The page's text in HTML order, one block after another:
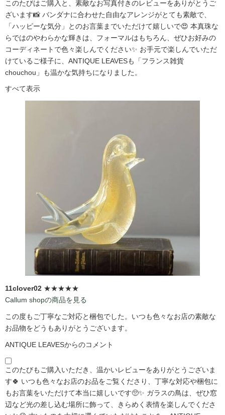
このたびはご購入と、素敵なお写真付きのレビューをありがとうご
ざいます📸 バンダナに合わせた自由なアレンジがとても素敵で、
「ハッピーな気分」とのお言葉までいただけて嬉しいで😍 本真珠な
らではのやわらかな輝きは、フォーマルはもちろん、ぜひお好みの
コーディネートで色々楽しんでください✨ お手元で楽しんでいただ
けているご様子に、ANTIQUE LEAVESも「フランス雑貨
chouchou」も温かな気持ちになりました。
すべて表示
11clover02 ★★★★★
Callum shopの商品を見る
この度もご丁寧なご対応と梱包でした。いつも色々なお店の素敵な
お品物をどうもありがとうございます。
ANTIQUE LEAVESからのコメント
このたびもご購入いただき、温かいレビューをありがとうございま
す🍀 いつも色々なお店のお品をご覧くださり、丁寧な対応や梱包に
もお言葉をいただけて本当に嬉しいです🥺✨ ガラスの鳥は、ぜひ窓
辺など光の差し込む場所に飾って、きらめく表情を楽しんでくださ